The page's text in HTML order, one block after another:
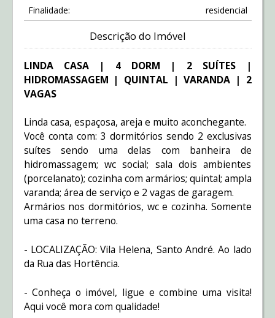
Finalidade: residencial
Descrição do Imóvel
LINDA CASA | 4 DORM | 2 SUÍTES |
HIDROMASSAGEM | QUINTAL | VARANDA | 2
VAGAS
Linda casa, espaçosa, areja e muito aconchegante.
Você conta com: 3 dormitórios sendo 2 exclusivas
suítes sendo uma delas com banheira de
hidromassagem; wc social; sala dois ambientes
(porcelanato); cozinha com armários; quintal; ampla
varanda; área de serviço e 2 vagas de garagem.
Armários nos dormitórios, wc e cozinha. Somente
uma casa no terreno.
- LOCALIZAÇÃO: Vila Helena, Santo André. Ao lado
da Rua das Hortência.
- Conheça o imóvel, ligue e combine uma visita!
Aqui você mora com qualidade!